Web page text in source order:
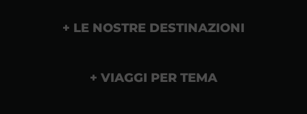
LE NOSTRE DESTINAZIONI
VIAGGI PER TEMA